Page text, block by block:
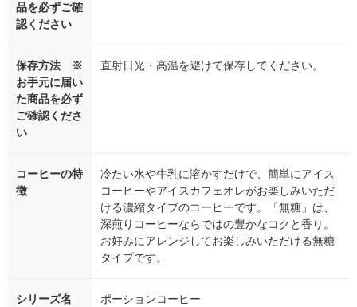
品を必ずご確
認ください
保存方法 ※
お手元に届い
た商品を必ず
ご確認くださ
い
直射日光・高温を避けて保存してください。
コーヒーの特
徴
冷たい水や牛乳に溶かすだけで、簡単にアイス
コーヒーやアイスカフェオレがお楽しみいただ
ける濃縮タイプのコーヒーです。「無糖」は、
深煎りコーヒーならではの豊かなコクと香り。
お好みにアレンジしてお楽しみいただける無糖
タイプです。
シリーズ名 ポーションコーヒー